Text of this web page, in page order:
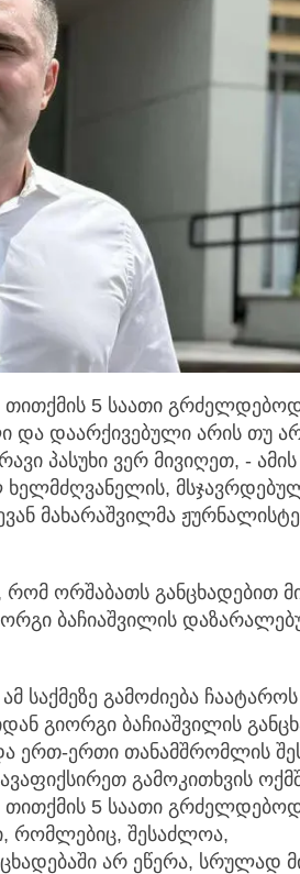
5 საათი
და დაარქივებული არის თუ
პასუხი ვერ მივიღეთ, - ამის
ხელმძღვანელის,
მახარაშვილმა
რომ ორშაბათს განცხადებით
ბაჩიაშვილის
საქმეზე გამოძიება ჩაატაროს
გიორგი ბაჩიაშვილის
ერთ-ერთი თანამშრომლის
გამოკითხვის
5 საათი
რომლებიც, შესაძლოა,
არ ეწერა, სრულად